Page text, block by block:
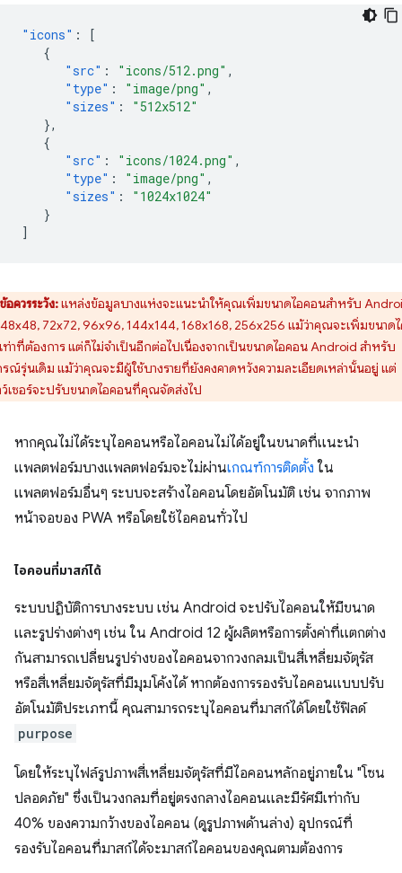
"icons" :
[
{
"src" : "icons/512.png" ,
"type" : "image/png" ,
"sizes" :
"512x512"
},
{
"src" : "icons/1024.png" ,
"type" : "image/png" ,
"sizes" :
"1024x1024"
}
]
ข้อควรระวัง:แหล่งข้อมูลบางแห่งจะแนะนำให้คุณเพิ่มขนาดไอคอนสำหรับ
48x48, 72x72, 96x96, 144x144, 168x168, 256x256 แม้ว่าคุณจะเพิ่มขนาด
ท่าที่ต้องการ แต่ก็ไม่จำเป็นอีกต่อไปเนื่องจากเป็นขนาดไอคอน Android สำหรับ
ณ์รุ่นเดิม แม้ว่าคุณจะมีผู้ใช้บางรายที่ยังคงคาดหวังความละเอียดเหล่านั้นอยู่ แต่
ว์เซอร์จะปรับขนาดไอคอนที่คุณจัดส่งไป
หากคุณไม่ได้ระบุไอคอนหรือไอคอนไม่ได้อยู่ในขนาดที่แนะนำ
แพลตฟอร์มบางแพลตฟอร์มจะไม่ผ่านเกณฑ์การติดตั้ง ใน
แพลตฟอร์มอื่นๆ ระบบจะสร้างไอคอนโดยอัตโนมัติ เช่น จากภาพ
หน้าจอของ PWA หรือโดยใช้ไอคอนทั่วไป
ไอคอนที่มาสก์ได้
ระบบปฏิบัติการบางระบบ เช่น Android จะปรับไอคอนให้มีขนาด
และรูปร่างต่างๆ เช่น ใน Android 12 ผู้ผลิตหรือการตั้งค่าที่แตกต่าง
กันสามารถเปลี่ยนรูปร่างของไอคอนจากวงกลมเป็นสี่เหลี่ยมจัตุรัส
หรือสี่เหลี่ยมจัตุรัสที่มีมุมโค้งได้ หากต้องการรองรับไอคอนแบบปรับ
อัตโนมัติประเภทนี้ คุณสามารถระบุไอคอนที่มาสก์ได้โดยใช้ฟิลด์
purpose
โดยให้ระบุไฟล์รูปภาพสี่เหลี่ยมจัตุรัสที่มีไอคอนหลักอยู่ภายใน "โซน
ปลอดภัย" ซึ่งเป็นวงกลมที่อยู่ตรงกลางไอคอนและมีรัศมีเท่ากับ
40% ของความกว้างของไอคอน (ดูรูปภาพด้านล่าง) อุปกรณ์ที่
รองรับไอคอนที่มาสก์ได้จะมาสก์ไอคอนของคุณตามต้องการ